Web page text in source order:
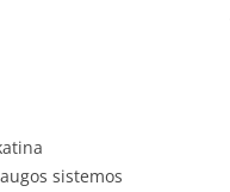
sistemos